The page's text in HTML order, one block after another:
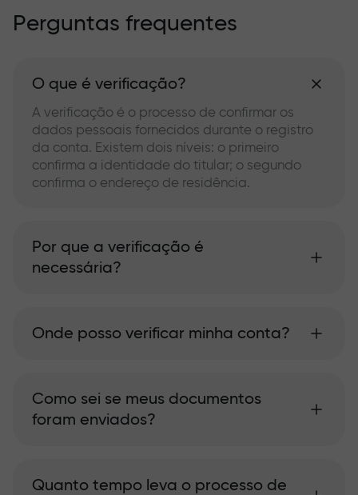
Perguntas frequentes
O que é verificação?
A verificação é o processo de confirmar os
dados pessoais fornecidos durante o registro
da conta. Existem dois níveis: o primeiro
confirma a identidade do titular; o segundo
confirma o endereço de residência.
Por que a verificação é
necessária?
Onde posso verificar minha conta?
Como sei se meus documentos
foram enviados?
Quanto tempo leva o processo de